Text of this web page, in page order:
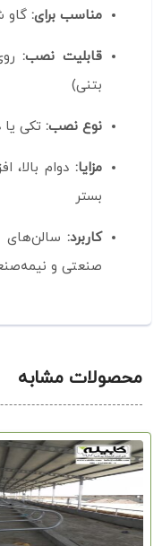
مناسب برای: گاو
قابلیت نصب:
بتنی)
نوع نصب: تکی
مزایا: دوام
بستر
کاربرد: سالن‌های
صنعتی و
محصولات مشابه